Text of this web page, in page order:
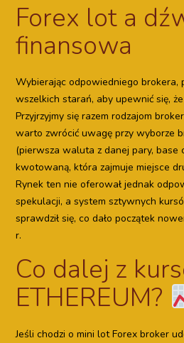
Forex lot a
finansowa
Wybierając odpowiedniego brokera,
wszelkich starań, aby upewnić się,
Przyjrzyjmy się razem rodzajom
warto zwrócić uwagę przy wyborze
(pierwsza waluta z danej pary, base
kwotowaną, która zajmuje miejsce
Rynek ten nie oferował jednak
spekulacji, a system sztywnych
sprawdził się, co dało początek
r.
Co dalej z
ETHEREUM?
Jeśli chodzi o mini lot Forex broker